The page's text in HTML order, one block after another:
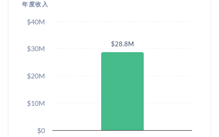
年度收入
$28.8M
$0
$10M
$20M
$30M
$40M